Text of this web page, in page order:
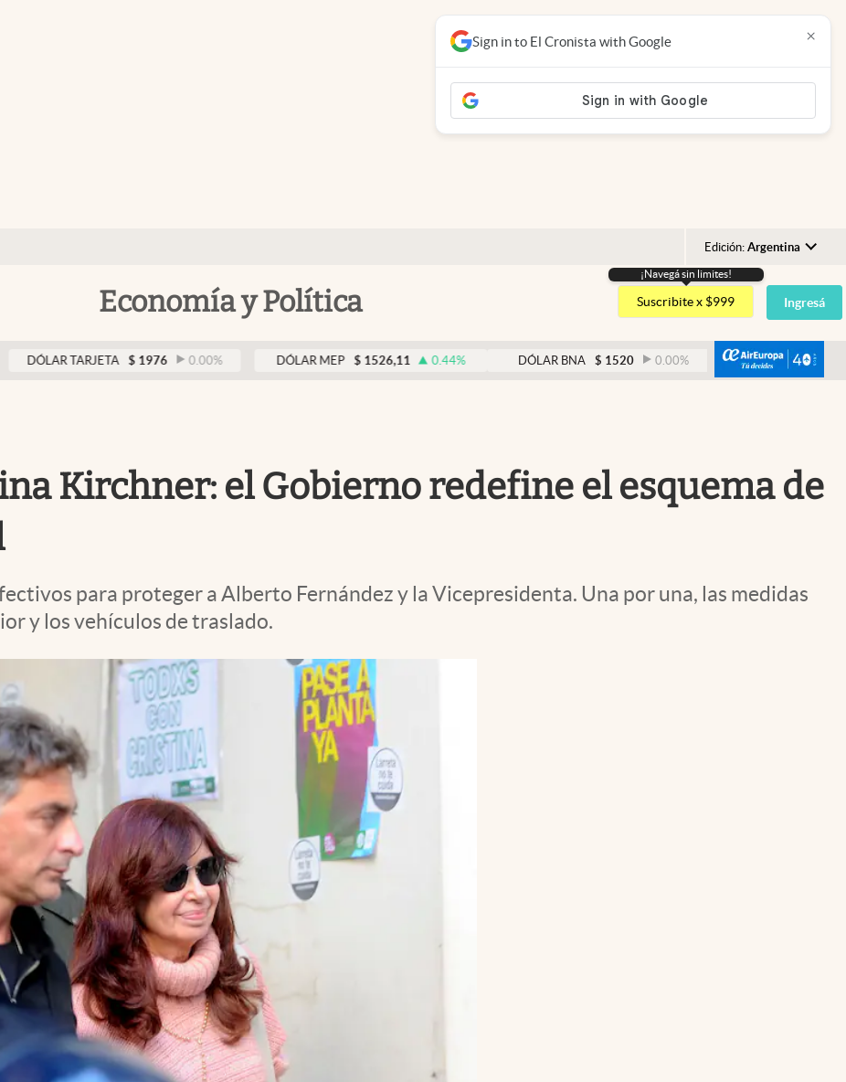
Edición: Argentina
Argentina
España
México
USA
Economía y Política
¡Navegá sin limites!
Suscribite x $999 Ingresá
TARJETA $ 1976 0.00 % DÓLAR MEP $ 1526,11 0.44 % DÓLAR BNA $ 1520 0.00 % DÓLAR BLUE $ 1525
Sign in to El Cronista with Google ×
Kirchner: el Gobierno redefine el esquema de
para proteger a Alberto Fernández y la Vicepresidenta. Una por una, las medidas
y los vehículos de traslado.